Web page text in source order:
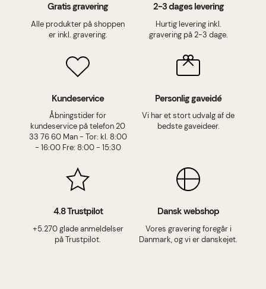
Gratis gravering
Alle produkter på shoppen
er inkl. gravering.
2-3 dages levering
Hurtig levering inkl.
gravering på 2-3 dage.
Kundeservice
Åbningstider for
kundeservice på telefon 20
33 76 60 Man - Tor: kl. 8:00
- 16:00 Fre: 8:00 - 15:30
Personlig gaveidé
Vi har et stort udvalg af de
bedste gaveideer.
4.8 Trustpilot
+5.270 glade anmeldelser
på Trustpilot.
Dansk webshop
Vores gravering foregår i
Danmark, og vi er danskejet.